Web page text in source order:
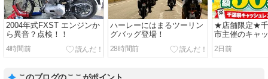
2004年式FXST エンジンか
ら異音？点検！！
4時間前
ハーレーにはまるツーリン
グバッグ登場！
28時間前
★店舗限定★千
市主催のキャ
買い物キャン
2日前